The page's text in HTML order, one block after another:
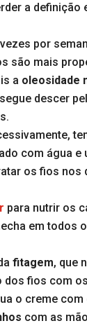
a definição
por
são mais
a oleosidade
descer
com água e
os fios nos
para nutrir os
em todos
fitagem, que
dos fios com
o creme
com as